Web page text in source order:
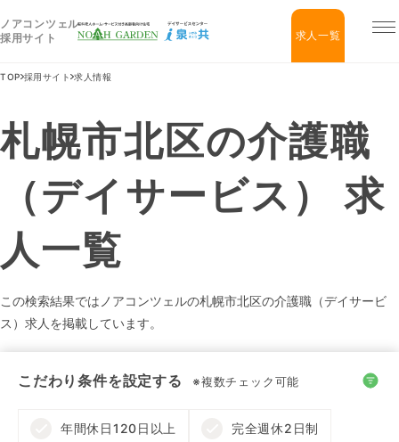
ノアコンツェル
採用サイト
福祉住宅NOAH GARDEN
求人一覧
TOP 採用サイト 求人情報
札幌市北区の介護職
（デイサービス） 求
人一覧
この検索結果ではノアコンツェルの札幌市北区の介護職（デイサービ
ス）求人を掲載しています。
こだわり条件を設定する ※複数チェック可能
年間休日120日以上 完全週休2日制